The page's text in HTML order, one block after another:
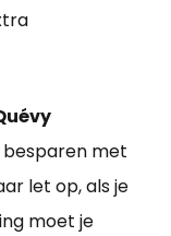
besparen met
let op, als je
moet je